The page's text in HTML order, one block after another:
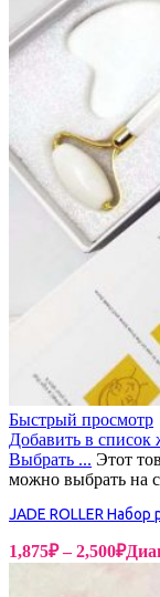
Быстрый просмотр
Добавить в список
Выбрать ... Этот
можно выбрать на
JADE ROLLER
1,875₽ – 2,500₽